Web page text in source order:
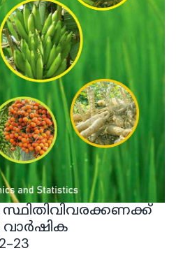
സ്ഥിതിവിവരക്കണക്ക്
വാർഷിക
23